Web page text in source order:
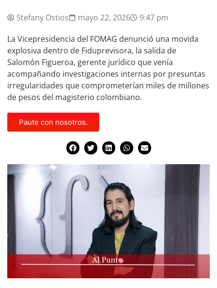
Stefany Ostios mayo 22, 2026
9:47 pm
La Vicepresidencia del FOMAG denunció una movida
explosiva dentro de Fiduprevisora, la salida de
Salomón Figueroa, gerente jurídico que venía
acompañando investigaciones internas por presuntas
irregularidades que comprometerían miles de millones
de pesos del magisterio colombiano.
Paute con nosotros.